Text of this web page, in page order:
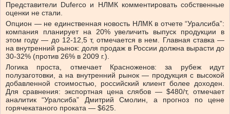
Представители Duferco и НЛМК комментировать собственные
оценки не стали.
Опцион — не единственная новость НЛМК в отчете “Уралсиба”:
компания планирует на 20% увеличить выпуск продукции в
этом году — до 12-12,5 т, отмечается в нем. Главная ставка —
на внутренний рынок: доля продаж в России должна вырасти до
30-32% (против 26% в 2009 г.).
Логика проста, отмечает Красноженов: за рубеж идут
полузаготовки, а на внутренний рынок — продукция с высокой
добавленной стоимостью, российский клиент более доходен.
Для сравнения: экспортная цена слябов — $480/т, отмечает
аналитик “Уралсиба” Дмитрий Смолин, а прогноз по цене
горячекатаного проката — $625.